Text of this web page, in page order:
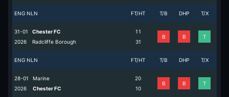
ENG NLN FT/HT T/B DHP T/X
31-01
2026
Chester FC
Radcliffe Borough
1
3
1
1
B B T
ENG NLN FT/HT T/B DHP T/X
28-01
2026
Marine
Chester FC
2
1
0
0
B B T